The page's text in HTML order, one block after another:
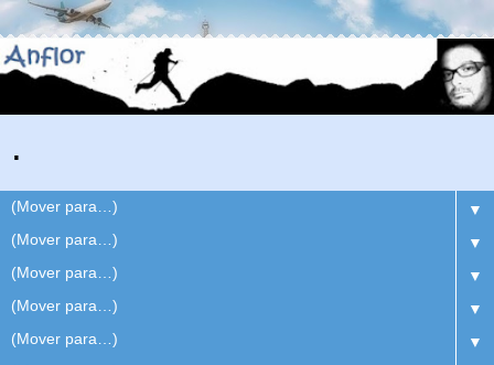
.
▼
▼
▼
▼
▼